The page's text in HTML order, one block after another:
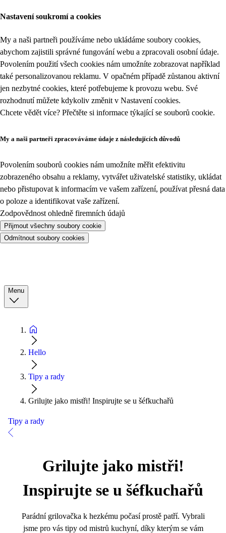
Nastavení soukromí a cookies
My a naši partneři používáme nebo ukládáme soubory cookies,
abychom zajistili správné fungování webu a zpracovali osobní údaje.
Povolením použití všech cookies nám umožníte zobrazovat například
také personalizovanou reklamu. V opačném případě zůstanou aktivní
jen nezbytné cookies, které potřebujeme k provozu webu. Své
rozhodnutí můžete kdykoliv změnit v Nastavení cookies.
Chcete vědět více? Přečtěte si informace týkající se souborů cookie.
My a naši partneři zpracováváme údaje z následujících důvodů
Povolením souborů cookies nám umožníte měřit efektivitu
zobrazeného obsahu a reklamy, vytvářet uživatelské statistiky, ukládat
nebo přistupovat k informacím ve vašem zařízení, používat přesná data
o poloze a identifikovat vaše zařízení.
Zodpovědnost ohledně firemních údajů
Přijmout všechny soubory cookie
Odmítnout soubory cookies
Menu
Hello
Tipy a rady
Grilujte jako mistři! Inspirujte se u šéfkuchařů
Tipy a rady
Grilujte jako mistři!
Inspirujte se u šéfkuchařů
Parádní grilovačka k hezkému počasí prostě patří. Vybrali
jsme pro vás tipy od mistrů kuchyní, díky kterým se vám